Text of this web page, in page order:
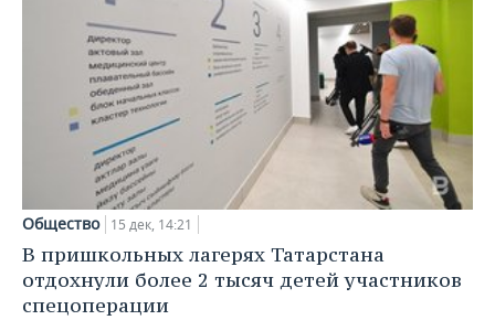
Общество 15 дек, 14:21
В пришкольных лагерях Татарстана
отдохнули более 2 тысяч детей участников
спецоперации